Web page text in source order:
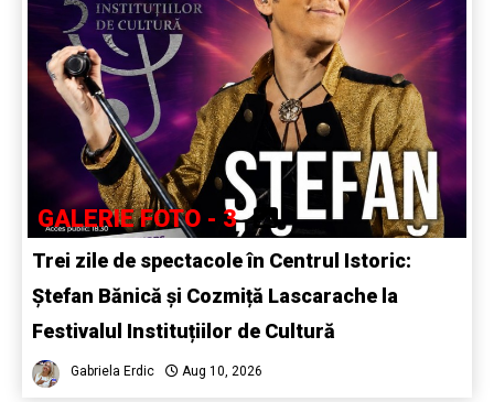
GALERIE FOTO - 3
Trei zile de spectacole în Centrul Istoric:
Ștefan Bănică și Cozmiță Lascarache la
Festivalul Instituțiilor de Cultură
Gabriela Erdic Aug 10, 2026